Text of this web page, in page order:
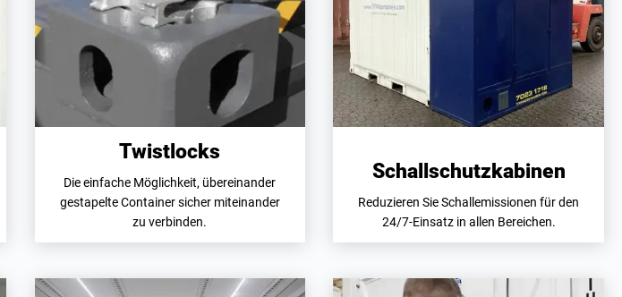
Twistlocks
Die einfache Möglichkeit, übereinander
gestapelte Container sicher miteinander
zu verbinden.
Schallschutzkabinen
Reduzieren Sie Schallemissionen für den
24/7-Einsatz in allen Bereichen.